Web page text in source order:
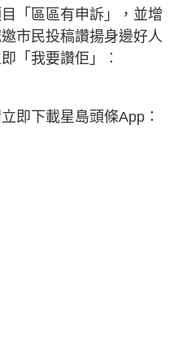
「區區有申訴」，並增
市民投稿讚揚身邊好人
「我要讚佢」︰
即下載星島頭條App：